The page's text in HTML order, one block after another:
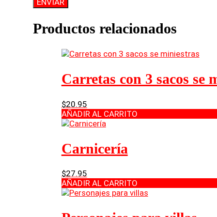
Productos relacionados
Carretas con 3 sacos se
$20.95
AÑADIR AL CARRITO
Carnicería
$27.95
AÑADIR AL CARRITO